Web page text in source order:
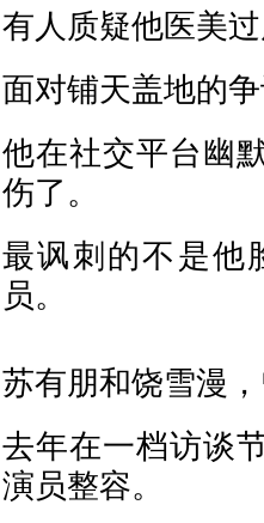
有人质疑他医美
面对铺天盖地的
他在社交平台幽
伤了。
最讽刺的不是他
员。
苏有朋和饶雪漫
去年在一档访谈
演员整容。